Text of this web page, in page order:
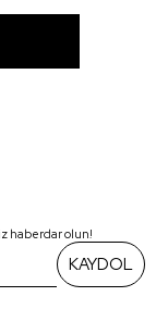
haberdar olun!
KAYDOL